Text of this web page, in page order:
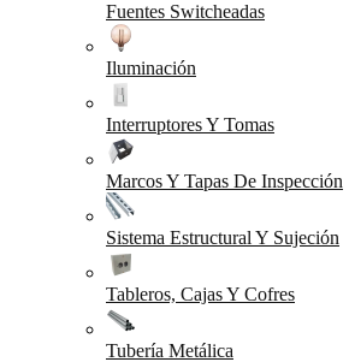
Fuentes Switcheadas
Iluminación
Interruptores Y Tomas
Marcos Y Tapas De Inspección
Sistema Estructural Y Sujeción
Tableros, Cajas Y Cofres
Tubería Metálica